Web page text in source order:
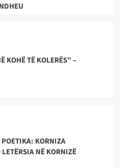
KOHË TË KOLERËS” –
KORNIZA
NË KORNIZË